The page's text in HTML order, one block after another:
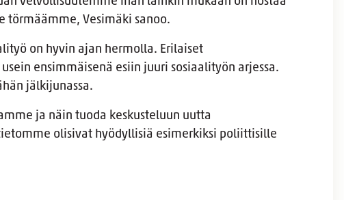
törmäämme, Vesimäki sanoo.
on hyvin ajan hermolla. Erilaiset
ensimmäisenä esiin juuri sosiaalityön arjessa.
jälkijunassa.
ja näin tuoda keskusteluun uutta
olisivat hyödyllisiä esimerkiksi poliittisille